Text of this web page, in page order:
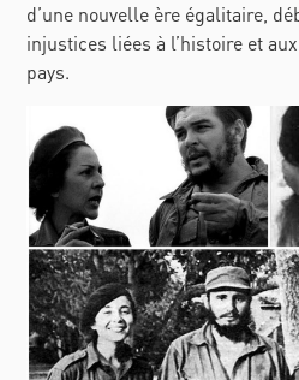
d’une nouvelle ère égalitaire,
injustices liées à l’histoire et
pays.